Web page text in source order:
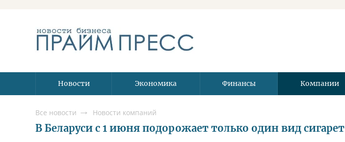
Новости Экономика Финансы Компании
Все новости Новости компаний
В Беларуси с 1 июня подорожает только один вид сигарет